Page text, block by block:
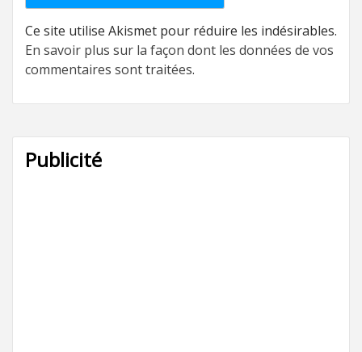
Ce site utilise Akismet pour réduire les indésirables.
En savoir plus sur la façon dont les données de vos
commentaires sont traitées.
Publicité